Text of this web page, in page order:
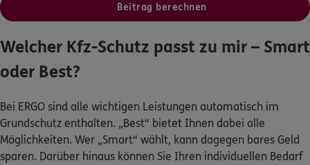
dem ERGO Rechtsschutz und der DKV.
Zum Kundenportal
Schaden- oder Leistungsfall melden
Bequem online oder telefonisch.
Beitrag berechnen
Welcher Kfz-Schutz passt zu mir – Smart
oder Best?
Bei ERGO sind alle wichtigen Leistungen automatisch im
Grundschutz enthalten. „Best“ bietet Ihnen dabei alle
Möglichkeiten. Wer „Smart“ wählt, kann dagegen bares Geld
sparen. Darüber hinaus können Sie Ihren individuellen Bedarf